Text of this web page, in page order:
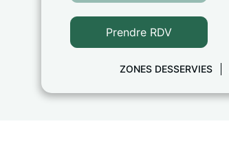
Prendre RDV
ZONES DESSERVIES